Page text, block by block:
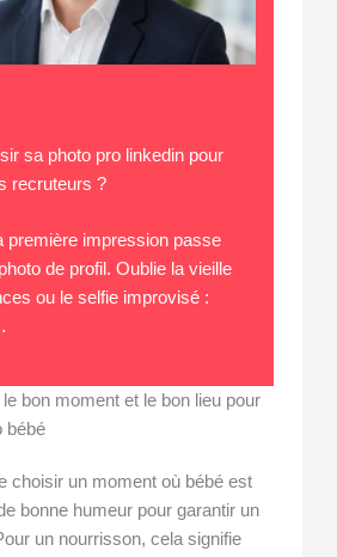
sa photo pro linkedin pour
recruteurs ?
première impression passe
de profil. Oublie la vieille
ou le selfie improvisé :
bon moment et le bon lieu pour
bébé
choisir un moment où bébé est
bonne humeur pour garantir un
un nourrisson, cela signifie